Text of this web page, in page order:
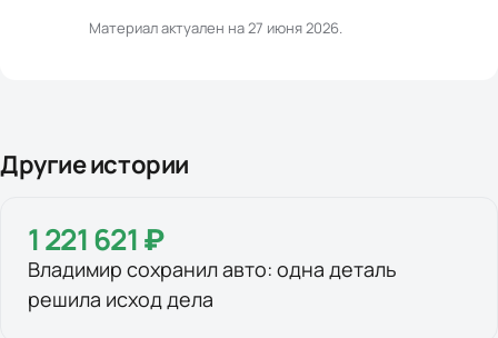
Материал актуален на 27 июня 2026
Другие истории
1 221 621 ₽
Владимир сохранил авто: одна деталь
решила исход дела